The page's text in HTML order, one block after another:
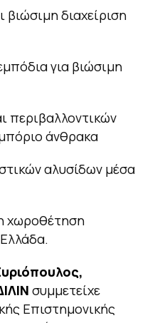
βιώσιμη διαχείριση
για βιώσιμη
περιβαλλοντικών
άνθρακα
αλυσίδων μέσα
χωροθέτηση
συμμετείχε
Επιστημονικής